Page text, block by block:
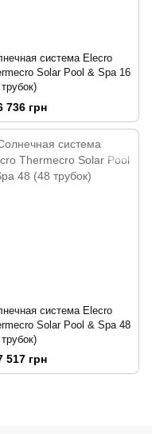
система Elecro
Solar Pool & Spa 16
736 грн
система Elecro
Solar Pool & Spa 48
517 грн